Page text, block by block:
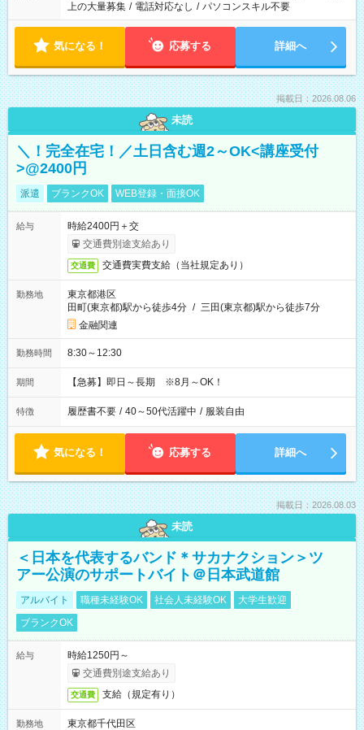
上の大量募集 / 電話対応なし / パソコンスキル不要
気になる！ 応募する 詳細へ
掲載日：2026.08.06
未読
＼！完全在宅！／土日含む週2～OK<講座受付
>@2400円
派遣 ブランクOK WEB登録・面接OK
給与
時給2400円＋交
交通費別途支給あり
交通費 交通費実費支給（当社規定あり）
勤務地
東京都港区
田町(東京都)駅から徒歩4分 / 三田(東京都)駅から徒歩7分
金融関連
勤務時間 8:30～12:30
期間 【急募】即日～長期 ※8月～OK！
特徴 履歴書不要 / 40～50代活躍中 / 服装自由
気になる！ 応募する 詳細へ
掲載日：2026.08.03
未読
＜日本を代表するバンド＊サカナクション＞ツ
アー公演のサポートバイト＠日本武道館
アルバイト 職種未経験OK 社会人未経験OK
大学生歓迎
ブランクOK
給与
時給1250円～
交通費別途支給あり
交通費 支給（規定有り）
勤務地
東京都千代田区